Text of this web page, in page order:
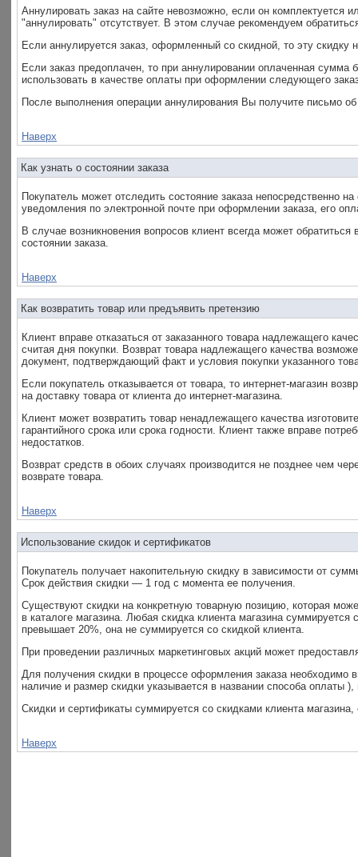
Аннулировать заказ на сайте невозможно, если он комплектуется
"аннулировать" отсутствует. В этом случае рекомендуем
Если аннулируется заказ, оформленный со скидной, то эту
Если заказ предоплачен, то при аннулировании оплаченная
использовать в качестве оплаты при оформлении следующего
После выполнения операции аннулирования Вы получите письмо
Наверх
Как узнать о состоянии заказа
Покупатель может отследить состояние заказа непосредственно
уведомления по электронной почте при оформлении заказа, его
В случае возникновения вопросов клиент всегда может
состоянии заказа.
Наверх
Как возвратить товар или предъявить претензию
Клиент вправе отказаться от заказанного товара надлежащего
считая дня покупки. Возврат товара надлежащего качества
документ, подтверждающий факт и условия покупки указанного
Если покупатель отказывается от товара, то интернет-магазин
на доставку товара от клиента до интернет-магазина.
Клиент может возвратить товар ненадлежащего качества
гарантийного срока или срока годности. Клиент также вправе
недостатков.
Возврат средств в обоих случаях производится не позднее чем
возврате товара.
Наверх
Использование скидок и сертификатов
Покупатель получает накопительную скидку в зависимости от
Срок действия скидки — 1 год с момента ее получения.
Существуют скидки на конкретную товарную позицию, которая
в каталоге магазина. Любая скидка клиента магазина
превышает 20%, она не суммируется со скидкой клиента.
При проведении различных маркетинговых акций может
Для получения скидки в процессе оформления заказа необходимо
наличие и размер скидки указывается в названии способа
Скидки и сертификаты суммируется со скидками клиента
Наверх